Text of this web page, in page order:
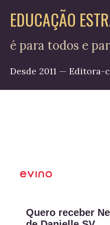
EDUCAÇÃO
é para todos e
Desde 2011 — Editora-
Quero receber